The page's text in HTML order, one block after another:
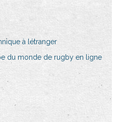
à létranger
du monde de rugby en ligne